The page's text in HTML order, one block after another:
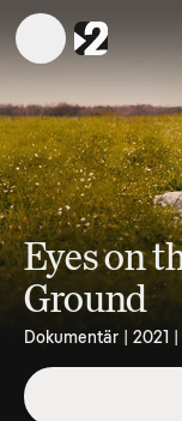
Eyes on
Ground
Dokumentär | 2021 |